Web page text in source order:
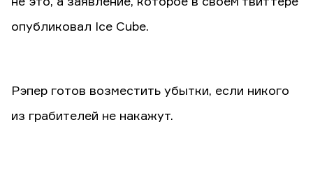
опубликовал Ice Cube.
Рэпер готов возместить убытки, если никого
из грабителей не накажут.